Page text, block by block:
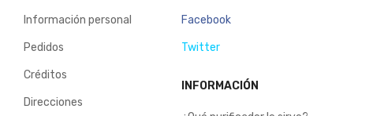
Información personal
Pedidos
Créditos
Direcciones
Facebook
Twitter
INFORMACIÓN